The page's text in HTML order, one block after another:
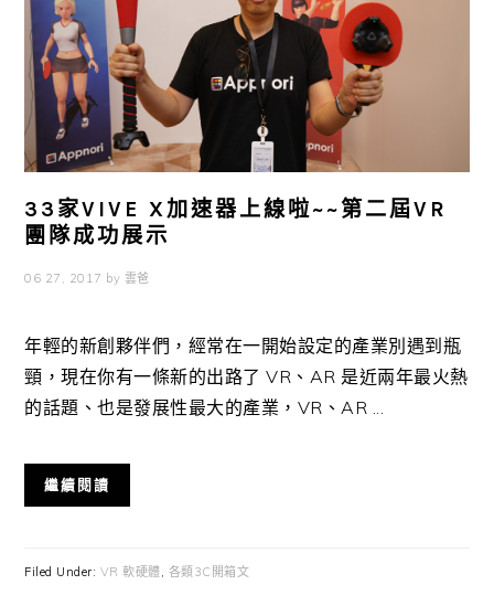
33家VIVE X加速器上線啦~~第二屆VR
團隊成功展示
06 27, 2017 by 雲爸
年輕的新創夥伴們，經常在一開始設定的產業別遇到瓶
頸，現在你有一條新的出路了 VR、AR 是近兩年最火熱
的話題、也是發展性最大的產業，VR、AR ...
繼續閱讀
Filed Under: VR 軟硬體, 各類3C開箱文